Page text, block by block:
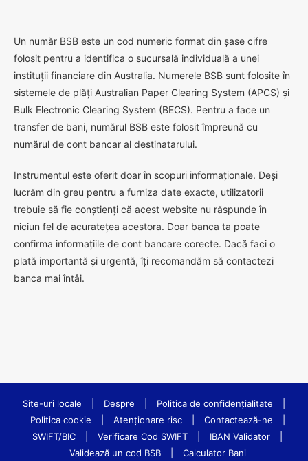
Un număr BSB este un cod numeric format din șase cifre
folosit pentru a identifica o sucursală individuală a unei
instituții financiare din Australia. Numerele BSB sunt folosite în
sistemele de plăți Australian Paper Clearing System (APCS) și
Bulk Electronic Clearing System (BECS). Pentru a face un
transfer de bani, numărul BSB este folosit împreună cu
numărul de cont bancar al destinatarului.
Instrumentul este oferit doar în scopuri informaționale. Deși
lucrăm din greu pentru a furniza date exacte, utilizatorii
trebuie să fie conștienți că acest website nu răspunde în
niciun fel de acuratețea acestora. Doar banca ta poate
confirma informațiile de cont bancare corecte. Dacă faci o
plată importantă și urgentă, îți recomandăm să contactezi
banca mai întâi.
Site-uri locale Despre Politica de confidenţialitate
Politica cookie
Atenționare risc Contactează-ne
SWIFT/BIC
Verificare Cod SWIFT IBAN Validator
Validează un cod BSB
Calculator Bani